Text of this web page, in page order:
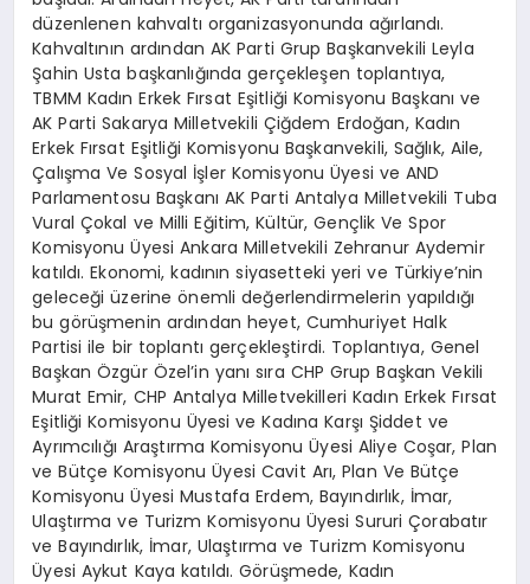
düzenlenen kahvaltı organizasyonunda ağırlandı.
Kahvaltının ardından AK Parti Grup Başkanvekili Leyla
Şahin Usta başkanlığında gerçekleşen toplantıya,
TBMM Kadın Erkek Fırsat Eşitliği Komisyonu Başkanı ve
AK Parti Sakarya Milletvekili Çiğdem Erdoğan, Kadın
Erkek Fırsat Eşitliği Komisyonu Başkanvekili, Sağlık, Aile,
Çalışma Ve Sosyal İşler Komisyonu Üyesi ve AND
Parlamentosu Başkanı AK Parti Antalya Milletvekili Tuba
Vural Çokal ve Milli Eğitim, Kültür, Gençlik Ve Spor
Komisyonu Üyesi Ankara Milletvekili Zehranur Aydemir
katıldı. Ekonomi, kadının siyasetteki yeri ve Türkiye’nin
geleceği üzerine önemli değerlendirmelerin yapıldığı
bu görüşmenin ardından heyet, Cumhuriyet Halk
Partisi ile bir toplantı gerçekleştirdi. Toplantıya, Genel
Başkan Özgür Özel’in yanı sıra CHP Grup Başkan Vekili
Murat Emir, CHP Antalya Milletvekilleri Kadın Erkek Fırsat
Eşitliği Komisyonu Üyesi ve Kadına Karşı Şiddet ve
Ayrımcılığı Araştırma Komisyonu Üyesi Aliye Coşar, Plan
ve Bütçe Komisyonu Üyesi Cavit Arı, Plan Ve Bütçe
Komisyonu Üyesi Mustafa Erdem, Bayındırlık, İmar,
Ulaştırma ve Turizm Komisyonu Üyesi Sururi Çorabatır
ve Bayındırlık, İmar, Ulaştırma ve Turizm Komisyonu
Üyesi Aykut Kaya katıldı. Görüşmede, Kadın